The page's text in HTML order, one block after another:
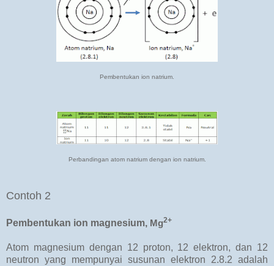
Pembentukan ion natrium.
Perbandingan atom natrium dengan ion natrium.
Contoh 2
Pembentukan ion magnesium, Mg2+
Atom magnesium dengan 12 proton, 12 elektron, dan 12
neutron yang mempunyai susunan elektron 2.8.2 adalah